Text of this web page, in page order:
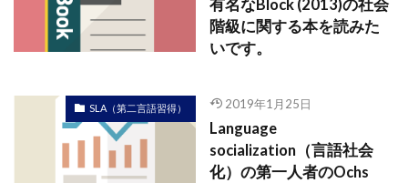
有名なBlock (2013)の社会
階級に関する本を読みた
いです。
SLA（第二言語習得） 2019年1月25日
Language
socialization（言語社会
化）の第一人者のOchs